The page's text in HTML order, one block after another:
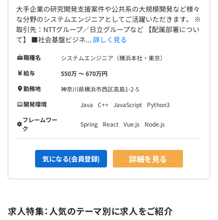
大手企業の研究開発支援案件や公共系の大規模開発など様々
な分野のシステムエンジニアとしてご活躍いただきます。 ※
取引先：NTTグループ／日立グループなど 【配属部署につい
て】 ■社会基盤ビジネ... 詳しく見る
職種名
システムエンジニア（横浜本社・東京）
給与
550万 〜 670万円
勤務地
神奈川県横浜市西区高島1-2-5
開発環境
Java C++ JavaScript
Python3
フレームワー
ク
Spring React Vue.js Node.js
気になる(会員登録) 詳細を見る
求人特集：人気のテーマ別に求人をご紹介